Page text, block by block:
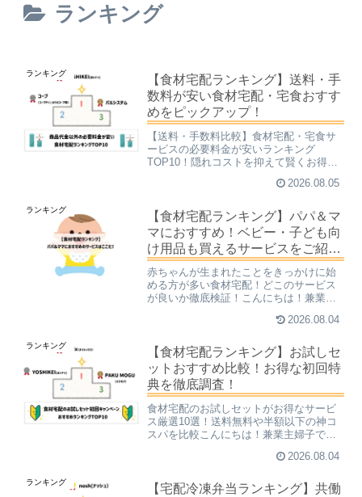
ランキング
ランキング
【食材宅配ランキング】送料・手
数料が安い食材宅配・宅食おすす
めをピックアップ！
【送料・手数料比較】食材宅配・宅食サ
ービスの必要料金が安いランキング
TOP10！隠れコストを抑えて賢くお得に
金は安かったのに、毎回かかる送料や手
た……」そんな失敗をした経験...
2026.08.05
ランキング
【食材宅配ランキング】パパ＆マ
マにおすすめ！ベビー・子ども向
け用品も買えるサービスをご紹
介！
赤ちゃんが生まれたことをきっかけに始
める方が多い食材宅配！どこのサービス
が良いか徹底検証！こんにちは！兼業主
が、子育て中のパパ＆ママに大人気なこ
たことをキッカケに始めま...
2026.08.04
ランキング
【食材宅配ランキング】お試しセ
ットおすすめ比較！お得な初回特
典を徹底調査！
食材宅配のお試しセットがお得なサービ
ス厳選10選！送料無料や半額以下の神コ
スパを比較こんにちは！兼業主婦子で
い…」「仕事や家事で夕食を作る時間が
い！」そんなお悩みを抱えていませ...
2026.08.04
ランキング
【宅配冷凍弁当ランキング】共働